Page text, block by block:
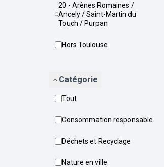
20 - Arènes Romaines /
Ancely / Saint-Martin du
Touch / Purpan
Hors Toulouse
Catégorie
Tout
Consommation responsable
Déchets et Recyclage
Nature en ville